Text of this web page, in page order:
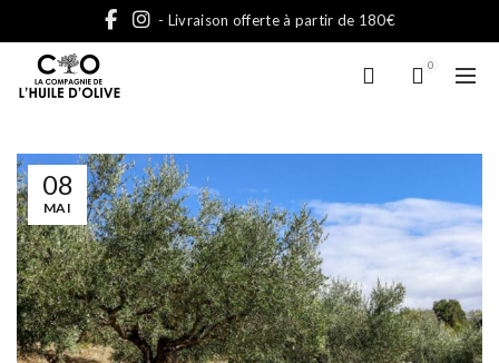
- Livraison offerte à partir de 180€
0
08
MAI